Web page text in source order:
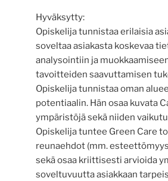
Hyväksytty:
Opiskelija tunnistaa erilaisia
soveltaa asiakasta koskevaa
analysointiin ja
tavoitteiden saavuttamisen
Opiskelija tunnistaa oman
potentiaalin. Hän osaa kuvata
ympäristöjä sekä niiden
Opiskelija tuntee Green Care
reunaehdot (mm.
sekä osaa kriittisesti arvioida
soveltuvuutta asiakkaan